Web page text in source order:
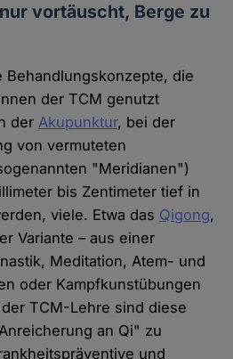
vortäuscht, Berge zu
die
der TCM genutzt
derAkupunktur, bei der
von vermuteten
"Meridianen")
bis Zentimeter tief in
viele. Etwa das Qigong,
Variante – aus einer
Meditation, Atem- und
oder Kampfkunstübungen
TCM-Lehre sind diese
an Qi" zu
und